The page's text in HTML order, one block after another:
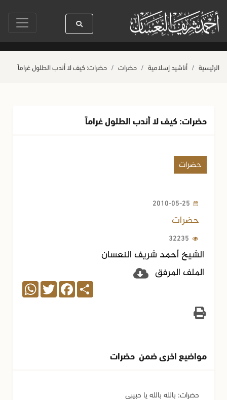
بالسنين سيدنا رسول الله ﷺ كله رحمة صلاة آخر أربعاء من صفر
الرئيسية أناشيد إسلامية حضرات حضرات: كيف لا أندب الطلول غراماً
حضرات: كيف لا أندب الطلول غراماً
حضرات
2010-05-25
حضرات
32235
الشيخ أحمد شريف النعسان
الملف المرفق
Share
Facebook
Twitter
WhatsApp
مواضيع اخرى ضمن حضرات
حضرات: بالله بالله يا حبيبي